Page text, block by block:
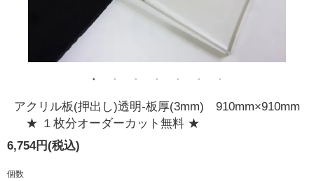
アクリル板(押出し)透明-板厚(3mm) 910mm×910mm
★ １枚分オーダーカット無料 ★
6,754円(税込)
個数